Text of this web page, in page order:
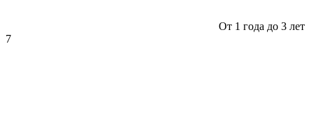
От 1 года до 3 лет
7